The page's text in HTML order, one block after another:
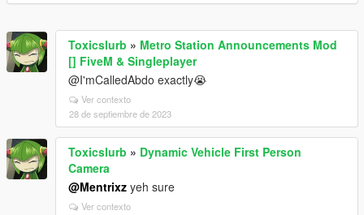
Toxicslurb » Metro Station Announcements Mod
[] FiveM & Singleplayer
@I'mCalledAbdo exactly😭
Ver contexto
28 de septiembre de 2023
Toxicslurb » Dynamic Vehicle First Person
Camera
@Mentrixz yeh sure
Ver contexto